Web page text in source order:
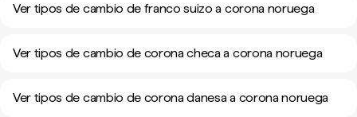
Ver tipos de cambio de franco suizo a corona noruega
Ver tipos de cambio de corona checa a corona noruega
Ver tipos de cambio de corona danesa a corona noruega